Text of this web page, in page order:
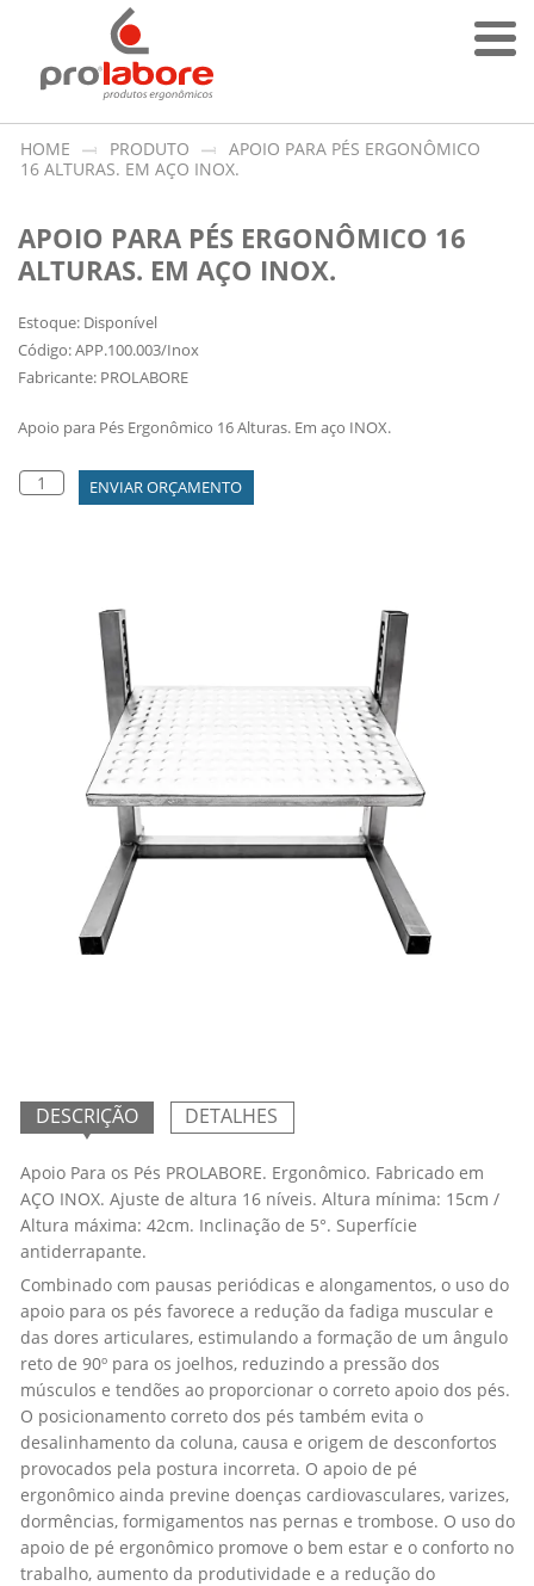
HOME PRODUTO
APOIO PARA PÉS ERGONÔMICO
16 ALTURAS. EM AÇO INOX.
APOIO PARA PÉS ERGONÔMICO 16
ALTURAS. EM AÇO INOX.
Estoque: Disponível
Código: APP.100.003/Inox
Fabricante: PROLABORE
Apoio para Pés Ergonômico 16 Alturas. Em aço INOX.
ENVIAR ORÇAMENTO
DESCRIÇÃO DETALHES
Apoio Para os Pés PROLABORE. Ergonômico. Fabricado em
AÇO INOX. Ajuste de altura 16 níveis. Altura mínima: 15cm /
Altura máxima: 42cm. Inclinação de 5°. Superfície
antiderrapante.
Combinado com pausas periódicas e alongamentos, o uso do
apoio para os pés favorece a redução da fadiga muscular e
das dores articulares, estimulando a formação de um ângulo
reto de 90º para os joelhos, reduzindo a pressão dos
músculos e tendões ao proporcionar o correto apoio dos pés.
O posicionamento correto dos pés também evita o
desalinhamento da coluna, causa e origem de desconfortos
provocados pela postura incorreta. O apoio de pé
ergonômico ainda previne doenças cardiovasculares, varizes,
dormências, formigamentos nas pernas e trombose. O uso do
apoio de pé ergonômico promove o bem estar e o conforto no
trabalho, aumento da produtividade e a redução do